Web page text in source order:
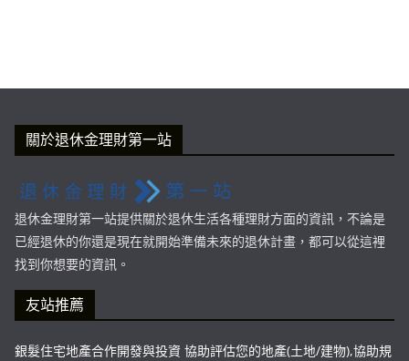
關於退休金理財第一站
退休金理財第一站提供關於退休生活各種理財方面的資訊，不論是
已經退休的你還是現在就開始準備未來的退休計畫，都可以從這裡
找到你想要的資訊。
友站推薦
銀髮住宅地產合作開發與投資 協助評估您的地產(土地/建物),協助規